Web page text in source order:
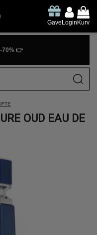
GaveLoginKurv
-70% 👉
OUD EAU DE